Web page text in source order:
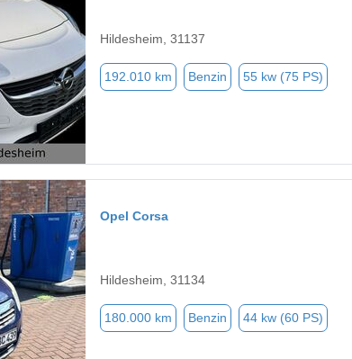
Hildesheim, 31137
192.010 km Benzin 55 kw (75 PS)
Opel Corsa
Hildesheim, 31134
180.000 km Benzin 44 kw (60 PS)